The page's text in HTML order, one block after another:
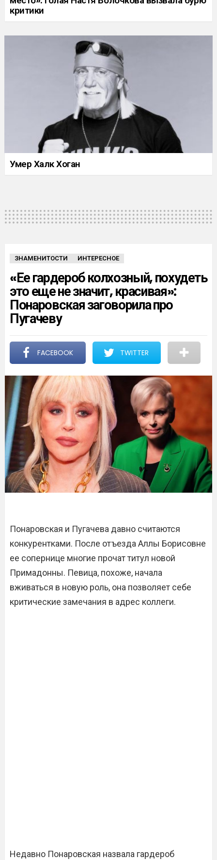
критики
Умер Халк Хоган
ЗНАМЕНИТОСТИ ИНТЕРЕСНОЕ
«Ее гардероб колхозный, похудеть
это еще не значит, красивая»:
Понаровская заговорила про
Пугачеву
FACEBOOK TWITTER
Понаровская и Пугачева давно считаются
конкурентками. После отъезда Аллы Борисовне
ее сопернице многие прочат титул новой
Примадонны. Певица, похоже, начала
вживаться в новую роль, она позволяет себе
критические замечания в адрес коллеги.
Недавно Понаровская назвала гардероб